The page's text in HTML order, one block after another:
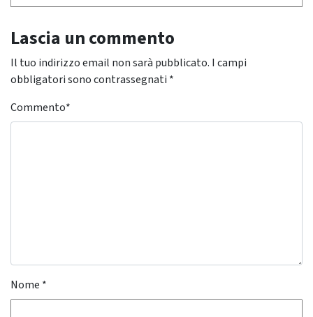
Lascia un commento
Il tuo indirizzo email non sarà pubblicato. I campi
obbligatori sono contrassegnati *
Commento*
Nome *